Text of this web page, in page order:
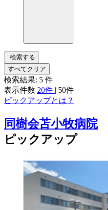
検索する
すべてクリア
検索結果: 5 件
表示件数 20件 | 50件
ピックアップとは？
同樹会苫小牧病院
ピックアップ